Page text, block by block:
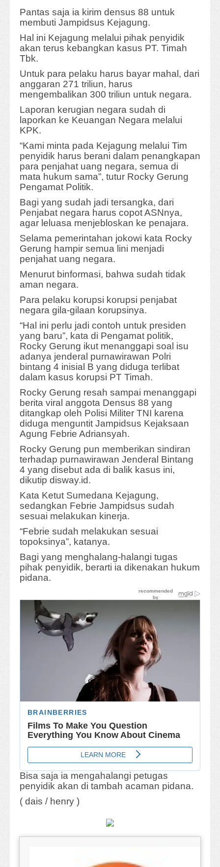
Pantas saja ia kirim densus 88 untuk
membuti Jampidsus Kejagung.
Hal ini Kejagung melalui pihak penyidik
akan terus kebangkan kasus PT. Timah
Tbk.
Untuk para pelaku harus bayar mahal, dari
anggaran 271 triliun, harus
mengembalikan 300 triliun untuk negara.
Laporan kerugian negara sudah di
laporkan ke Keuangan Negara melalui
KPK.
“Kami minta pada Kejagung melalui Tim
penyidik harus berani dalam penangkapan
para penjahat uang negara, semua di
mata hukum sama”, tutur Rocky Gerung
Pengamat Politik.
Bagi yang sudah jadi tersangka, dari
Penjabat negara harus copot ASNnya,
agar leluasa menjebloskan ke penajara.
Selama pemerintahan jokowi kata Rocky
Gerung hampir semua lini menjadi
penjahat uang negara.
Menurut binformasi, bahwa sudah tidak
aman negara.
Para pelaku korupsi korupsi penjabat
negara gila-gilaan korupsinya.
“Hal ini perlu jadi contoh untuk presiden
yang baru”, kata di Pengamat politik,
Rocky Gerung ikut menanggapi soal isu
adanya jenderal purnawirawan Polri
bintang 4 inisial B yang diduga terlibat
dalam kasus korupsi PT Timah.
Rocky Gerung resah sampai menanggapi
berita viral anggota Densus 88 yang
ditangkap oleh Polisi Militer TNI karena
diduga menguntit Jampidsus Kejaksaan
Agung Febrie Adriansyah.
Rocky Gerung pun memberikan sindiran
terhadap purnawirawan Jenderal Bintang
4 yang disebut ada di balik kasus ini,
dikutip disway.id.
Kata Ketut Sumedana Kejagung,
sedangkan Febrie Jampidsus sudah
sesuai melakukan kinerja.
“Febrie sudah melakukan sesuai
topoksinya”, katanya.
Bagi yang menghalang-halangi tugas
pihak penyidik, berarti ia dikenakan hukum
pidana.
Bisa saja ia mengahalangi petugas
penyidik akan di tambah acaman pidana.
( dais / henry )